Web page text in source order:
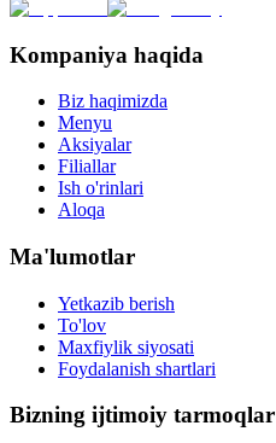
Kompaniya haqida
Biz haqimizda
Menyu
Aksiyalar
Filiallar
Ish o'rinlari
Aloqa
Ma'lumotlar
Yetkazib berish
To'lov
Maxfiylik siyosati
Foydalanish shartlari
Bizning ijtimoiy tarmoqlar